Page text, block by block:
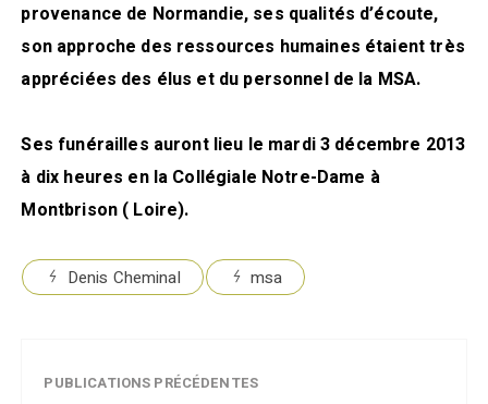
provenance de Normandie, ses qualités d’écoute,
son approche des ressources humaines étaient très
appréciées des élus et du personnel de la MSA.
Ses funérailles auront lieu le mardi 3 décembre 2013
à dix heures en la Collégiale Notre-Dame à
Montbrison ( Loire).
Denis Cheminal msa
PUBLICATIONS PRÉCÉDENTES